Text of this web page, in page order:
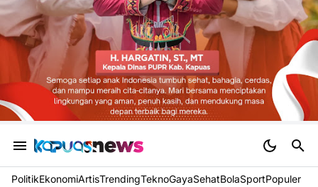
PolitikEkonomiArtisTrendingTeknoGayaSehatBolaSportPopuler